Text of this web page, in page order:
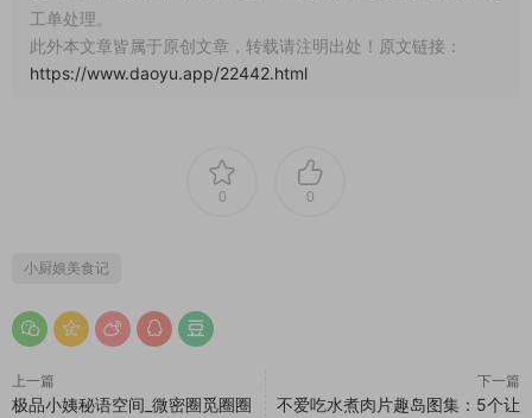
工单处理。
此外本文章皆属于原创文章，转载请注明出处！原文链接：
https://www.daoyu.app/22442.html
0 0
小厨娘美食记
上一篇
极品小姨秘语空间_微密圈觅圈圈
下一篇
不爱吃水煮肉片趣岛图集：5个让